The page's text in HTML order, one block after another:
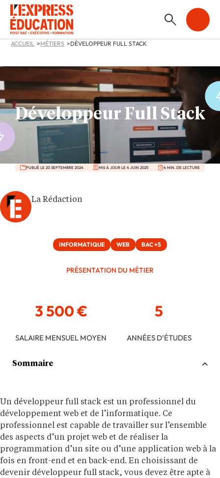
ACCUEIL MÉTIERS DÉVELOPPEUR FULL STACK
Développeur Full Stack
PUBLIÉ LE 20 SEPTEMBRE 2024 MIS À JOUR LE 4 JUIN 2025 4 MIN. DE LECTURE
La Rédaction
Un développeur full stack est un professionnel du
développement web et de l’informatique. Ce
professionnel est capable de travailler sur l’ensemble
des aspects d’un projet web et de réaliser la
programmation d’un site ou d’une application web à la
fois en front-end et en back-end. En choisissant de
devenir développeur full stack, vous devez être apte à
INFORMATIQUE WEB BAC +5
PRÉSENTATION DU MÉTIER
3 500 €
SALAIRE MENSUEL MOYEN
5
ANNÉES D’ÉTUDES
Sommaire